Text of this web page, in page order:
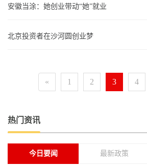
安徽当涂：她创业带动“她”就业
北京投资者在沙河圆创业梦
« 1 2 3 4
热门资讯
今日要闻 最新政策